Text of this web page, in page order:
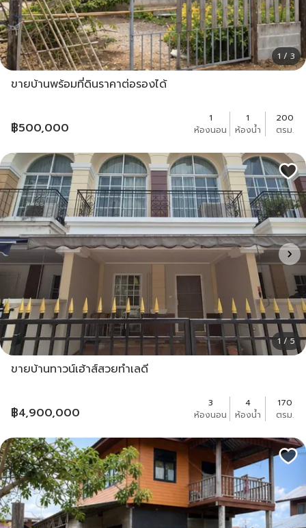
1 / 3
ขายบ้านพร้อมที่ดินราคาต่อรองได้
฿500,000
1
ห้องนอน
1
ห้องน้ำ
200
ตรม.
1 / 5
ขายบ้านทาวน์เฮ้าส์สวยทำเลดี
฿4,900,000
3
ห้องนอน
4
ห้องน้ำ
170
ตรม.